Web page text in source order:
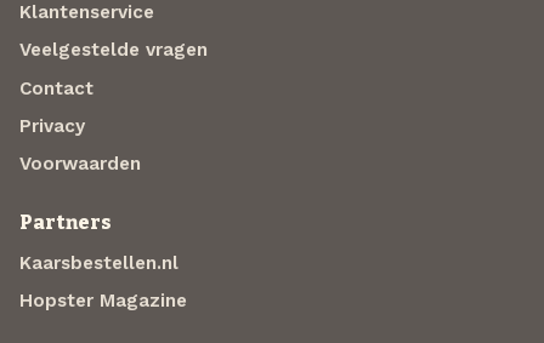
Klantenservice
Veelgestelde vragen
Contact
Privacy
Voorwaarden
Partners
Kaarsbestellen.nl
Hopster Magazine